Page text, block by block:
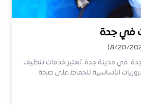
في جدة
في مدينة جدة، تعتبر خدمات تنظيف
الأساسية للحفاظ على صحة